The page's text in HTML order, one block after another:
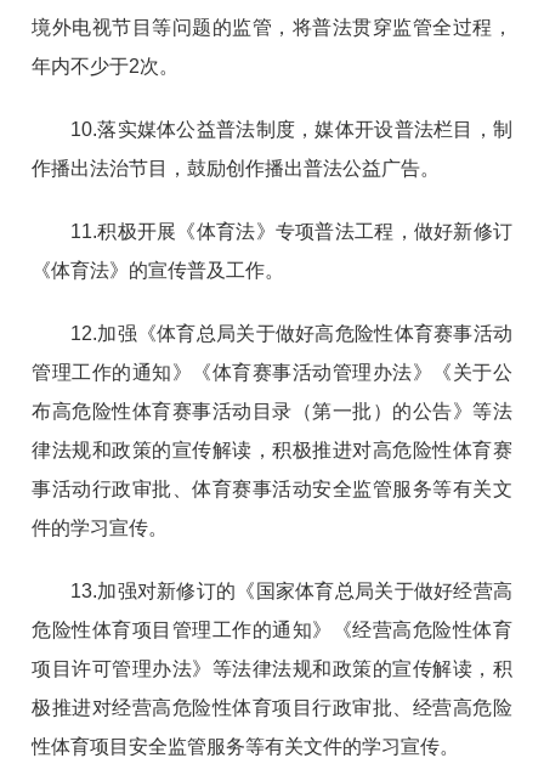
境外电视节目等问题的监管，将普法贯穿监管全过程，
年内不少于2次。
10.落实媒体公益普法制度，媒体开设普法栏目，制
作播出法治节目，鼓励创作播出普法公益广告。
11.积极开展《体育法》专项普法工程，做好新修订
《体育法》的宣传普及工作。
12.加强《体育总局关于做好高危险性体育赛事活动
管理工作的通知》《体育赛事活动管理办法》《关于公
布高危险性体育赛事活动目录（第一批）的公告》等法
律法规和政策的宣传解读，积极推进对高危险性体育赛
事活动行政审批、体育赛事活动安全监管服务等有关文
件的学习宣传。
13.加强对新修订的《国家体育总局关于做好经营高
危险性体育项目管理工作的通知》《经营高危险性体育
项目许可管理办法》等法律法规和政策的宣传解读，积
极推进对经营高危险性体育项目行政审批、经营高危险
性体育项目安全监管服务等有关文件的学习宣传。